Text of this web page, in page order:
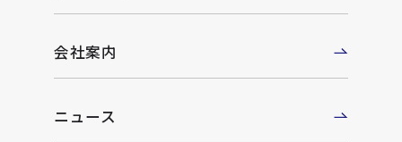
会社案内
ニュース